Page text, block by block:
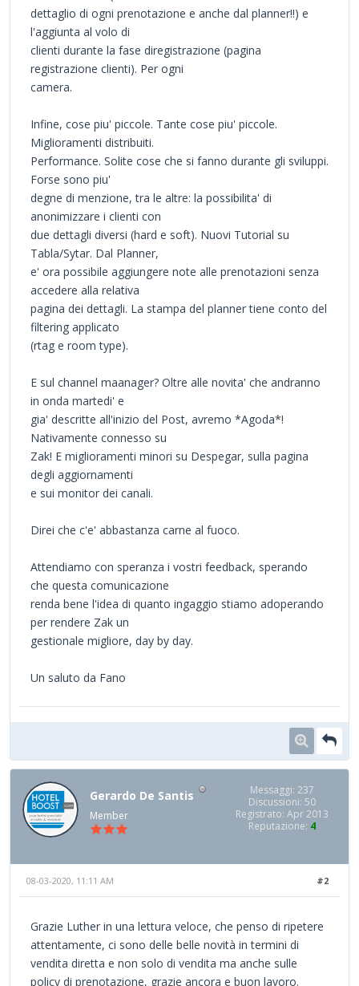
dettaglio di ogni prenotazione e anche dal planner!!) e
l'aggiunta al volo di
clienti durante la fase diregistrazione (pagina
registrazione clienti). Per ogni
camera.
Infine, cose piu' piccole. Tante cose piu' piccole.
Miglioramenti distribuiti.
Performance. Solite cose che si fanno durante gli sviluppi.
Forse sono piu'
degne di menzione, tra le altre: la possibilita' di
anonimizzare i clienti con
due dettagli diversi (hard e soft). Nuovi Tutorial su
Tabla/Sytar. Dal Planner,
e' ora possibile aggiungere note alle prenotazioni senza
accedere alla relativa
pagina dei dettagli. La stampa del planner tiene conto del
filtering applicato
(rtag e room type).
E sul channel maanager? Oltre alle novita' che andranno
in onda martedi' e
gia' descritte all'inizio del Post, avremo *Agoda*!
Nativamente connesso su
Zak! E miglioramenti minori su Despegar, sulla pagina
degli aggiornamenti
e sui monitor dei canali.
Direi che c'e' abbastanza carne al fuoco.
Attendiamo con speranza i vostri feedback, sperando
che questa comunicazione
renda bene l'idea di quanto ingaggio stiamo adoperando
per rendere Zak un
gestionale migliore, day by day.
Un saluto da Fano
Gerardo De Santis
Member
Messaggi: 237
Discussioni: 50
Registrato: Apr 2013
Reputazione: 4
#2
08-03-2020, 11:11 AM
Grazie Luther in una lettura veloce, che penso di ripetere
attentamente, ci sono delle belle novità in termini di
vendita diretta e non solo di vendita ma anche sulle
policy di prenotazione, grazie ancora e buon lavoro.